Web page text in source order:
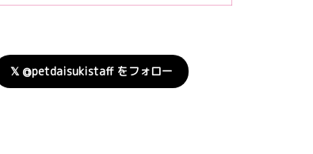
𝕏 @petdaisukistaff をフォロー